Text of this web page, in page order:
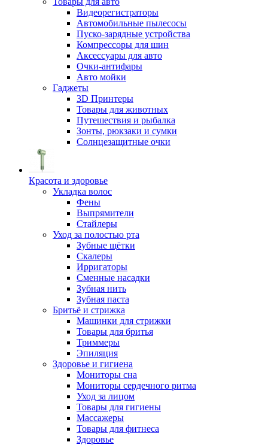
Видеорегистраторы
Автомобильные пылесосы
Пуско-зарядные устройства
Компрессоры для шин
Аксессуары для авто
Очки-антифары
Авто мойки
Гаджеты
3D Принтеры
Товары для животных
Путешествия и рыбалка
Зонты, рюкзаки и сумки
Солнцезащитные очки
Красота и здоровье
Укладка волос
Фены
Выпрямители
Стайлеры
Уход за полостью рта
Зубные щётки
Скалеры
Ирригаторы
Сменные насадки
Зубная нить
Зубная паста
Бритьё и стрижка
Машинки для стрижки
Товары для бритья
Триммеры
Эпиляция
Здоровье и гигиена
Мониторы сна
Мониторы сердечного ритма
Уход за лицом
Товары для гигиены
Массажеры
Товары для фитнеса
Здоровье